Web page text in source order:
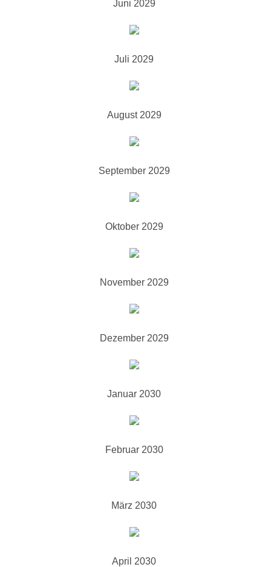
Juni 2029
Juli 2029
August 2029
September 2029
Oktober 2029
November 2029
Dezember 2029
Januar 2030
Februar 2030
März 2030
April 2030